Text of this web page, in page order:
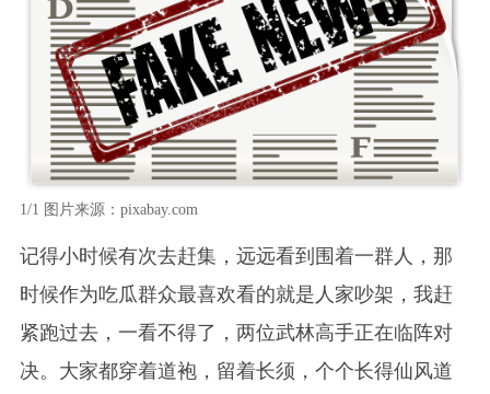
1/1 图片来源：pixabay.com
记得小时候有次去赶集，远远看到围着一群人，那
时候作为吃瓜群众最喜欢看的就是人家吵架，我赶
紧跑过去，一看不得了，两位武林高手正在临阵对
决。大家都穿着道袍，留着长须，个个长得仙风道